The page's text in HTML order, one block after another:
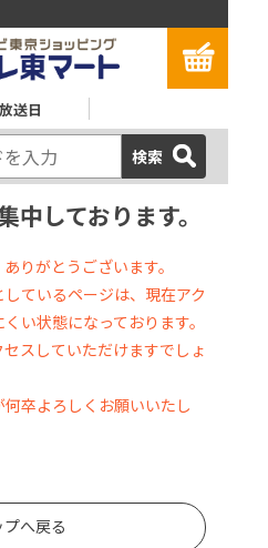
放送日
検索
中しております。
りがとうございます。
ているページは、現在アク
い状態になっております。
スしていただけますでしょ
卒よろしくお願いいたし
プへ戻る